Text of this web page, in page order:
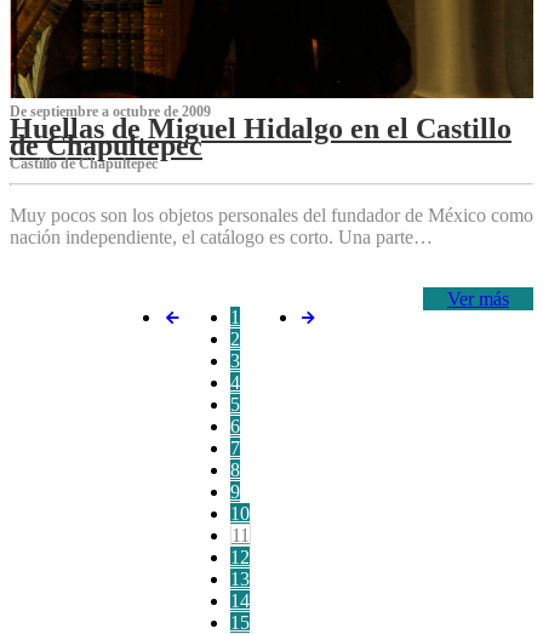
De septiembre a octubre de 2009
Huellas de Miguel Hidalgo en el Castillo
de Chapultepec
Castillo de Chapultepec
Muy pocos son los objetos personales del fundador de México como
nación independiente, el catálogo es corto. Una parte…
Ver más
1
2
3
4
5
6
7
8
9
10
11
12
13
14
15